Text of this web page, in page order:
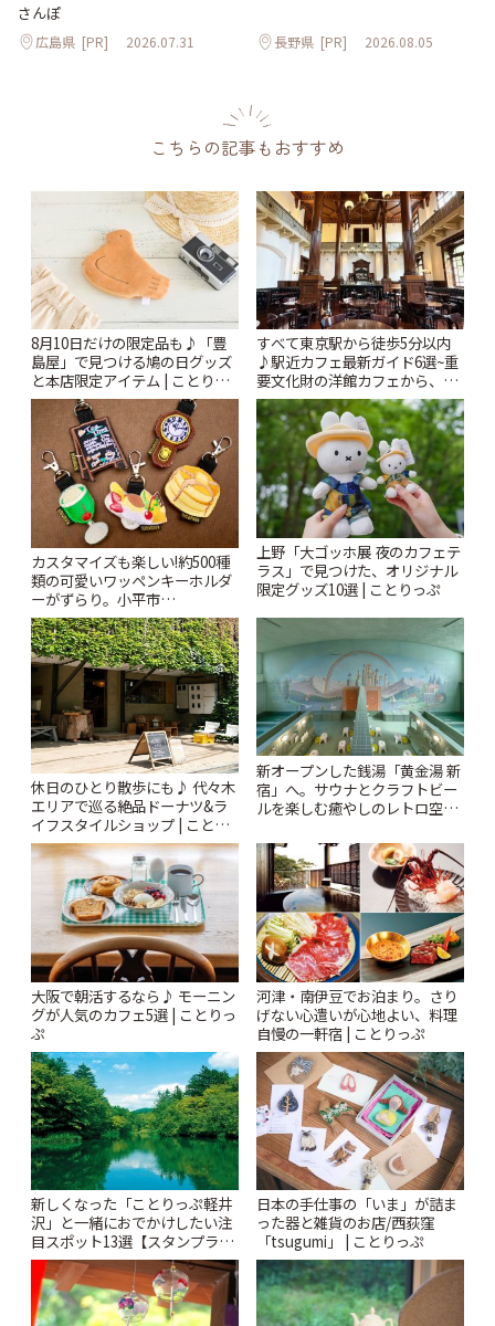
さんぽ
広島県 [PR] 2026.07.31 長野県 [PR] 2026.08.05
こちらの記事もおすすめ
8月10日だけの限定品も♪「豊
島屋」で見つける鳩の日グッズ
と本店限定アイテム | ことりっ
ぷ
すべて東京駅から徒歩5分以内
♪駅近カフェ最新ガイド6選~重
要文化財の洋館カフェから、改
札すぐのレトロ喫茶まで~ | こと
りっぷ
カスタマイズも楽しい!約500種
類の可愛いワッペンキーホルダ
ーがずらり。小平市
「Kimamaya T&K」 | ことりっ
ぷ
上野「大ゴッホ展 夜のカフェテ
ラス」で見つけた、オリジナル
限定グッズ10選 | ことりっぷ
休日のひとり散歩にも♪ 代々木
エリアで巡る絶品ドーナツ&ラ
イフスタイルショップ | ことり
っぷ
新オープンした銭湯「黄金湯 新
宿」へ。サウナとクラフトビー
ルを楽しむ癒やしのレトロ空間
大阪で朝活するなら♪ モーニン
グが人気のカフェ5選 | ことりっ
ぷ
河津・南伊豆でお泊まり。さり
げない心遣いが心地よい、料理
自慢の一軒宿 | ことりっぷ
新しくなった「ことりっぷ軽井
沢」と一緒におでかけしたい注
目スポット13選【スタンプラリ
ー開催中】 | ことりっぷ
日本の手仕事の「いま」が詰ま
った器と雑貨のお店/西荻窪
「tsugumi」 | ことりっぷ